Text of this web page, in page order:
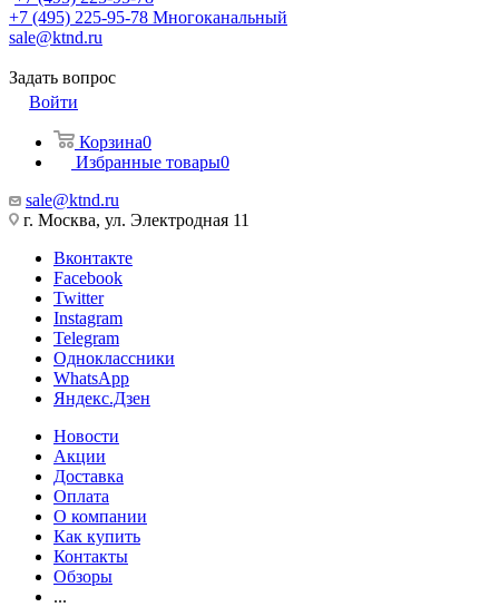
+7 (495) 225-95-78 Многоканальный
sale@ktnd.ru
Задать вопрос
Войти
Корзина0
Избранные товары0
sale@ktnd.ru
г. Москва, ул. Электродная 11
Вконтакте
Facebook
Twitter
Instagram
Telegram
Одноклассники
WhatsApp
Яндекс.Дзен
Новости
Акции
Доставка
Оплата
О компании
Как купить
Контакты
Обзоры
...